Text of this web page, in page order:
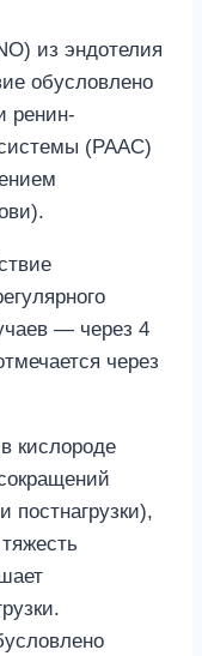
из эндотелия
обусловлено
ренин-
системы (РААС)
— через 4
через
кислороде
постнагрузки),